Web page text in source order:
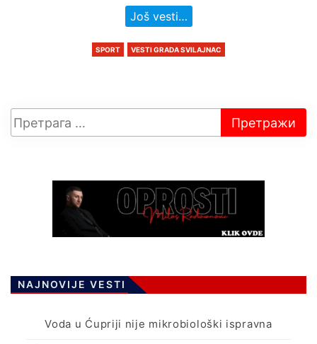
Još vesti…
SPORT VESTI GRADA SVILAJNAC
NAJNOVIJE VESTI
Voda u Ćupriji nije mikrobiološki ispravna